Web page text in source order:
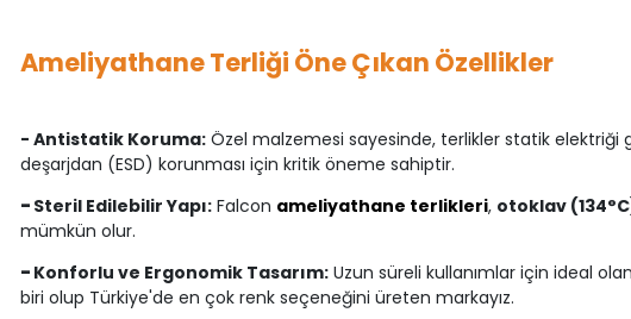
Ameliyathane Terliği Öne Çıkan Özellikler
- Antistatik Koruma:Özel malzemesi sayesinde, terlikler statik elektriği
deşarjdan (ESD) korunması için kritik öneme sahiptir.
- Steril Edilebilir Yapı:Falcon ameliyathane terlikleri, otoklav
mümkün olur.
- Konforlu ve Ergonomik Tasarım:Uzun süreli kullanımlar için ideal
biri olup Türkiye'de en çok renk seçeneğini üreten markayız.